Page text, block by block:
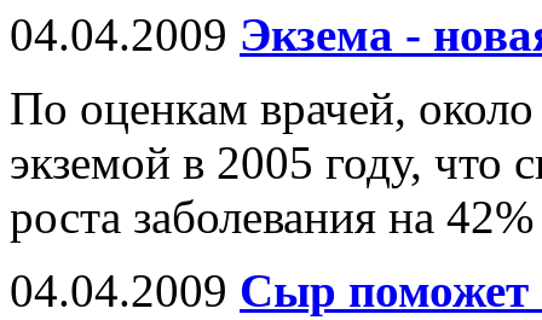
04.04.2009 Экзема -
По оценкам врачей,
экземой в 2005 году, что
роста заболевания на
04.04.2009 Сыр поможет